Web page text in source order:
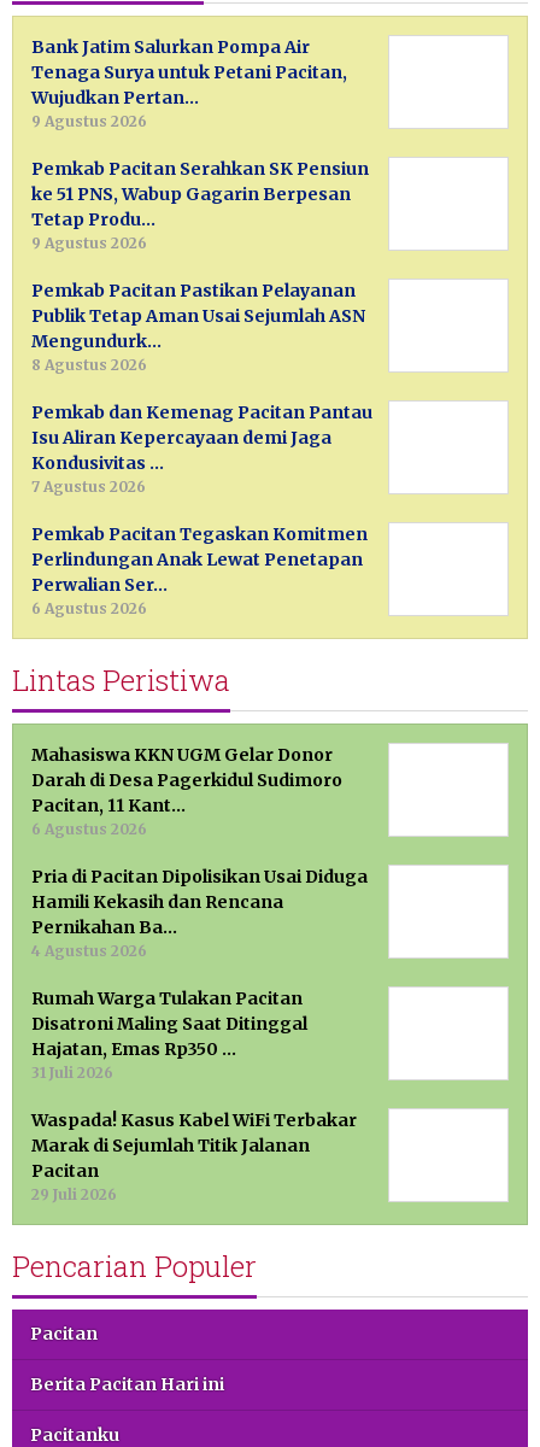
Bank Jatim Salurkan Pompa Air
Tenaga Surya untuk Petani Pacitan,
Wujudkan Pertan…
9 Agustus 2026
Pemkab Pacitan Serahkan SK Pensiun
ke 51 PNS, Wabup Gagarin Berpesan
Tetap Produ…
9 Agustus 2026
Pemkab Pacitan Pastikan Pelayanan
Publik Tetap Aman Usai Sejumlah ASN
Mengundurk…
8 Agustus 2026
Pemkab dan Kemenag Pacitan Pantau
Isu Aliran Kepercayaan demi Jaga
Kondusivitas …
7 Agustus 2026
Pemkab Pacitan Tegaskan Komitmen
Perlindungan Anak Lewat Penetapan
Perwalian Ser…
6 Agustus 2026
Lintas Peristiwa
Mahasiswa KKN UGM Gelar Donor
Darah di Desa Pagerkidul Sudimoro
Pacitan, 11 Kant…
6 Agustus 2026
Pria di Pacitan Dipolisikan Usai Diduga
Hamili Kekasih dan Rencana
Pernikahan Ba…
4 Agustus 2026
Rumah Warga Tulakan Pacitan
Disatroni Maling Saat Ditinggal
Hajatan, Emas Rp350 …
31 Juli 2026
Waspada! Kasus Kabel WiFi Terbakar
Marak di Sejumlah Titik Jalanan
Pacitan
29 Juli 2026
Pencarian Populer
Pacitan
Berita Pacitan Hari ini
Pacitanku